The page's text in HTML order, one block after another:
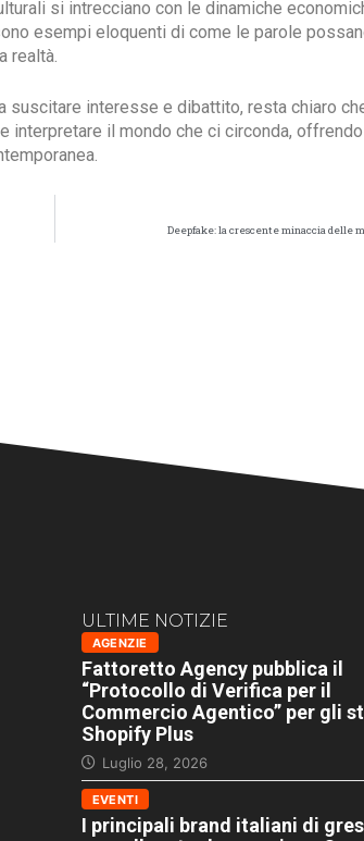
si intrecciano con le dinamiche
esempi eloquenti di come le parole
realtà.
suscitare interesse e dibattito, resta chiaro
interpretare il mondo che ci circonda,
Deepfake: la crescente minaccia delle
ULTIME NOTIZIE
AGENZIE
Fattoretto Agency pubblica il
“Protocollo di Verifica per il
Commercio Agentico” per gli
Shopify Plus
Luglio 28, 2026
EVENTI
I principali brand italiani di gres